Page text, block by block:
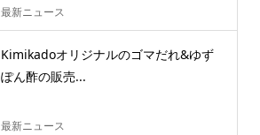
最新ニュース
Kimikadoオリジナルのゴマだれ&ゆず
ぽん酢の販売...
最新ニュース